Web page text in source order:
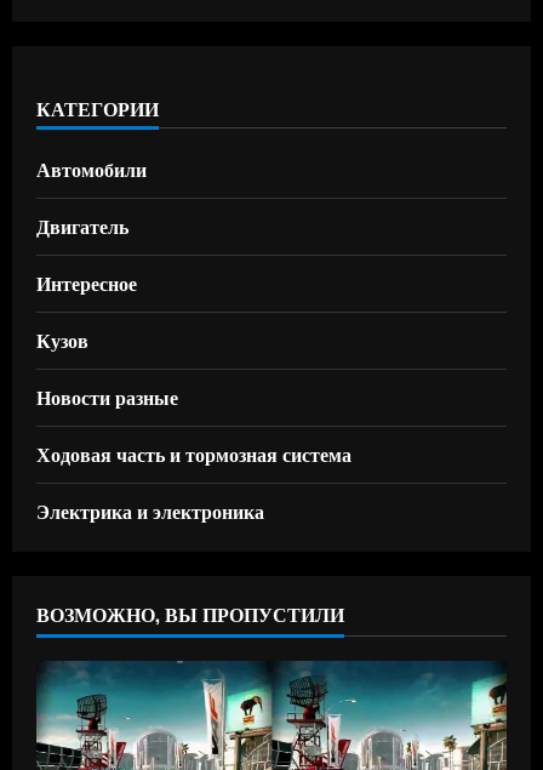
КАТЕГОРИИ
Автомобили
Двигатель
Интересное
Кузов
Новости разные
Ходовая часть и тормозная система
Электрика и электроника
ВОЗМОЖНО, ВЫ ПРОПУСТИЛИ